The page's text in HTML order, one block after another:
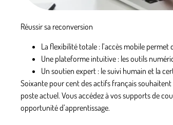
Réussir sa reconversion
La flexibilité totale : l’accès mobile
Une plateforme intuitive : les outils
Un soutien expert : le suivi humain et la
Soixante pour cent des actifs français
poste actuel. Vous accédez à vos supports de
opportunité d’apprentissage.